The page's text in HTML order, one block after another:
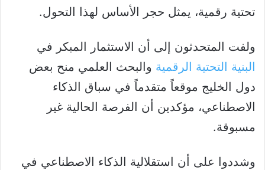
تحتية رقمية، يمثل حجر الأساس لهذا التحول.
ولفت المتحدثون إلى أن الاستثمار المبكر في
البنية التحتية الرقمية والبحث العلمي منح بعض
دول الخليج موقعاً متقدماً في سباق الذكاء
الاصطناعي، مؤكدين أن الفرصة الحالية غير
مسبوقة.
وشددوا على أن استقلالية الذكاء الاصطناعي في